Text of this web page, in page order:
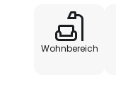
Wohnbereich